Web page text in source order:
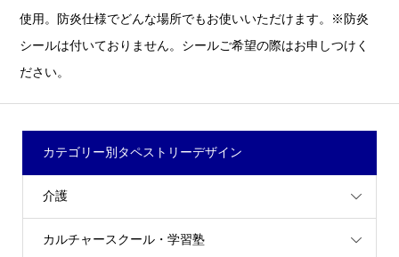
使用。防炎仕様でどんな場所でもお使いいただけます。※防炎
シールは付いておりません。シールご希望の際はお申しつけく
ださい。
カテゴリー別タペストリーデザイン
介護
カルチャースクール・学習塾